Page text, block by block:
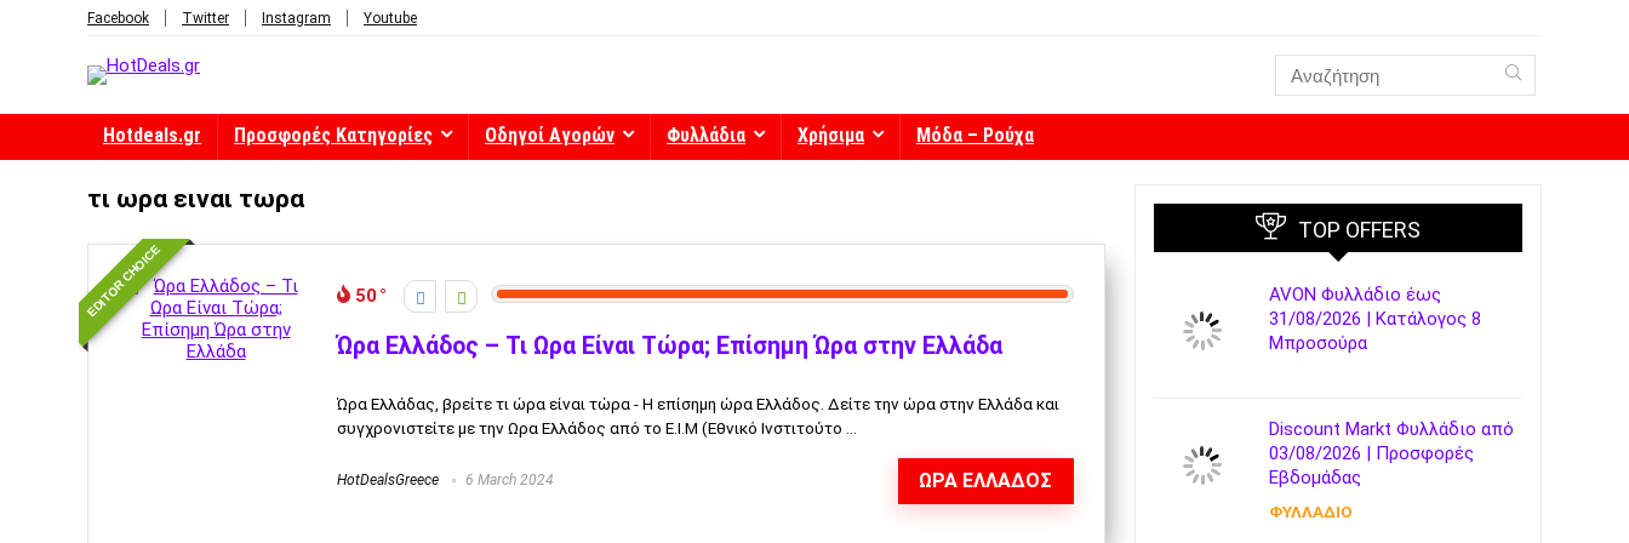
Facebook Twitter Instagram Youtube
Hotdeals.gr Προσφορές Κατηγορίες Οδηγοί Αγορών Φυλλάδια Χρήσιμα Μόδα – Ρούχα
τι ωρα ειναι τωρα
EDITOR CHOICE 50
Ώρα Ελλάδος – Τι Ωρα Είναι Τώρα; Επίσημη Ώρα στην Ελλάδα
Ώρα Ελλάδας, βρείτε τι ώρα είναι τώρα - Η επίσημη ώρα Ελλάδος. Δείτε την ώρα στην Ελλάδα και
συγχρονιστείτε με την Ωρα Ελλάδος από το Ε.Ι.Μ (Εθνικό Ινστιτούτο ...
HotDealsGreece 6 March 2024 ΩΡΑ ΕΛΛΑΔΟΣ
TOP OFFERS
AVON Φυλλάδιο έως
31/08/2026 | Κατάλογος 8
Μπροσούρα
Discount Markt Φυλλάδιο από
03/08/2026 | Προσφορές
Εβδομάδας
ΦΥΛΛΑΔΙΟ